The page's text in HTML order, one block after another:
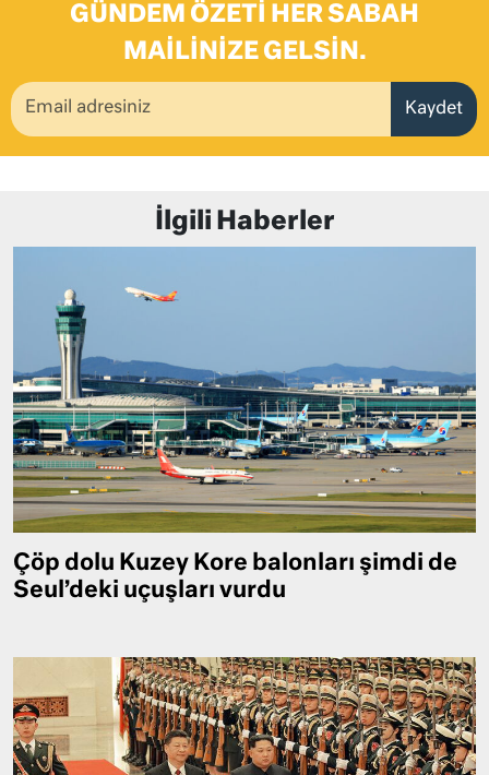
GÜNDEM ÖZETI HER SABAH
MAILINIZE GELSIN.
Kaydet
İlgili Haberler
Çöp dolu Kuzey Kore balonları şimdi de
Seul’deki uçuşları vurdu